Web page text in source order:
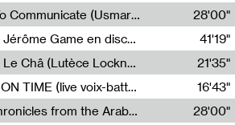
Radia Show #1095 : To Communicate (Usmaradio)
28'00"
Light turbulences #2 : Jérôme Game en discussion avec Thomas Corlin
41'19"
Light turbulences #3 : Le Châ (Lutèce Lockness)
21'35"
Light turbulences #1 : ON TIME (live voix-batterie) avec Jérôme Game & Jean-Michel Espitallier
Espitallier
16'43"
Radia Show #1094 Chronicles from the Arab Cold War by Ghazi Barakat
28'00"